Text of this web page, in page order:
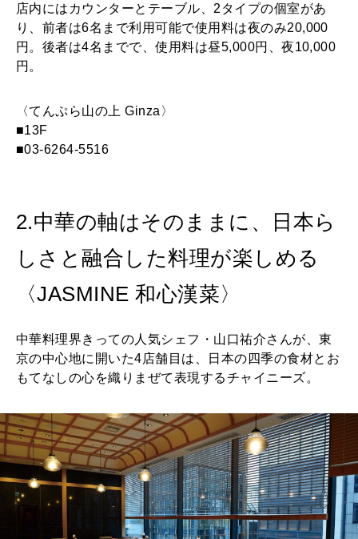
店内にはカウンターとテーブル、2タイプの個室があ
り、前者は6名まで利用可能で使用料は夜のみ20,000
円。後者は4名までで、使用料は昼5,000円、夜10,000
円。
〈てんぷら山の上 Ginza〉
■13F
■03-6264-5516
2.中華の軸はそのままに、日本ら
しさと融合した料理が楽しめる
〈JASMINE 和心漢菜〉
中華料理界きっての人気シェフ・山口祐介さんが、東
京の中心地に開いた4店舗目は、日本の四季の食材とお
もてなしの心を織りまぜて表現するチャイニーズ。